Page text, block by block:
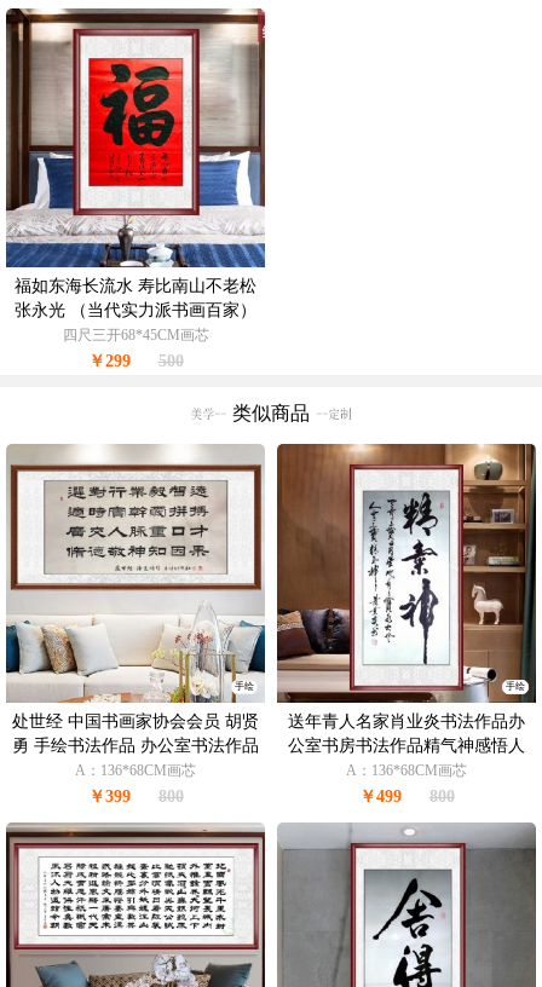
福如东海长流水 寿比南山不老松
张永光 （当代实力派书画百家）
书法作品
四尺三开68*45CM画芯
￥299 500
类似商品
手绘
处世经 中国书画家协会会员 胡贤
勇 手绘书法作品 办公室书法作品
A：136*68CM画芯
￥399 800
手绘
送年青人名家肖业炎书法作品办
公室书房书法作品精气神感悟人
生名句
A：136*68CM画芯
￥499 800